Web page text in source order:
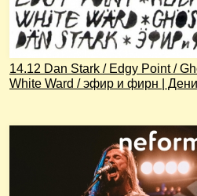
14.12 Dan Stark / Edgy Point /
White Ward / эфир и фирн |